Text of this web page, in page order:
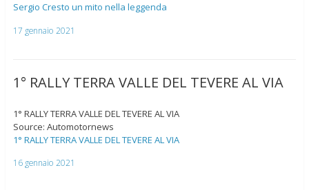
Sergio Cresto un mito nella leggenda
17 gennaio 2021
1° RALLY TERRA VALLE DEL TEVERE AL VIA
1° RALLY TERRA VALLE DEL TEVERE AL VIA
Source: Automotornews
1° RALLY TERRA VALLE DEL TEVERE AL VIA
16 gennaio 2021